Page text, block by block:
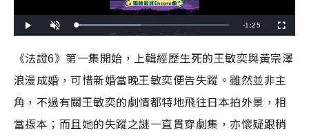
l
n
t
e
L
o
e
d
4
2
3
5
R
a
i
n
-1:25
u
s
c
e
e
《法證6》第一集開始，上輯經歷生死的王敏奕與黃宗澤
浪漫成婚，可惜新婚當晚王敏奕便告失蹤。雖然並非主
角，不過有關王敏奕的劇情都特地飛往日本拍外景，相
當揼本；而且她的失蹤之謎一直貫穿劇集，亦懷疑跟稍